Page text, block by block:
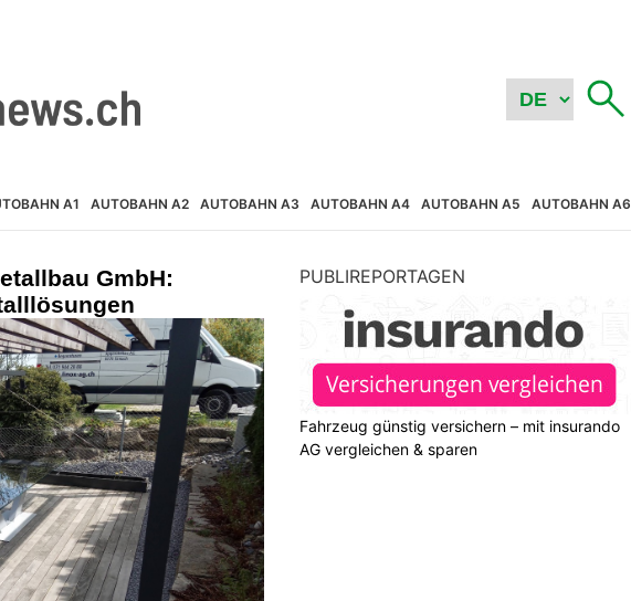
A1 AUTOBAHN A2 AUTOBAHN A3 AUTOBAHN A4 AUTOBAHN A5 AUTOBAHN A6
GmbH:
PUBLIREPORTAGEN
Fahrzeug günstig versichern – mit insurando
AG vergleichen & sparen